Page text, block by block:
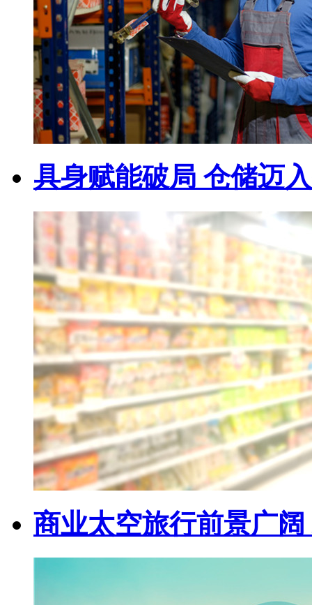
具身赋能破局 仓储迈
商业太空旅行前景广